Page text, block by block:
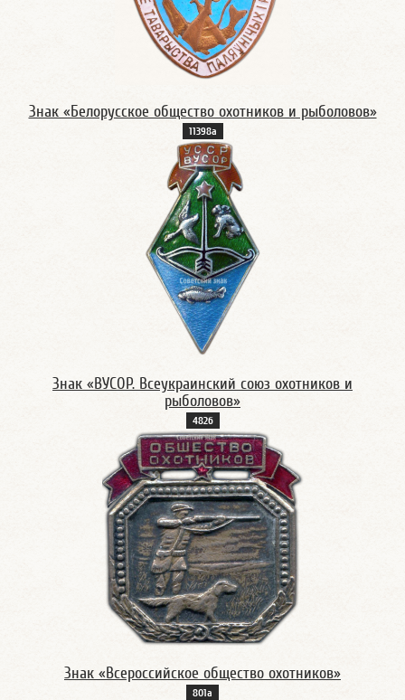
Знак «Белорусское общество охотников и рыболовов»
11398а
Знак «ВУСОР. Всеукраинский союз охотников и
рыболовов»
482б
Знак «Всероссийское общество охотников»
801а